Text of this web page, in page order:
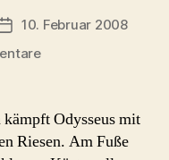
Beitragsdatum
10. Februar 2008
zu
:
Sizilien
–
Odysseus mit
Riesen. Am Fuße